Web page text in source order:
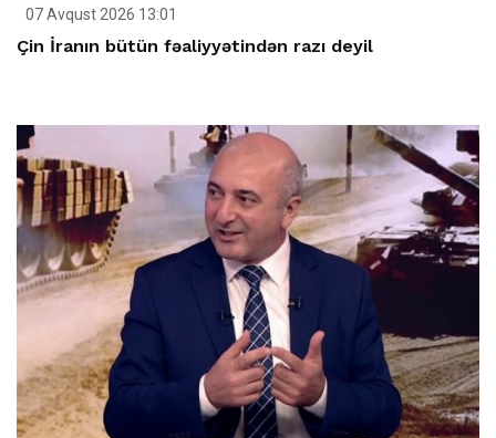
07 Avqust 2026 13:01
Çin İranın bütün fəaliyyətindən razı deyil